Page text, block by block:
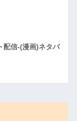
配信-(漫画)ネタバ